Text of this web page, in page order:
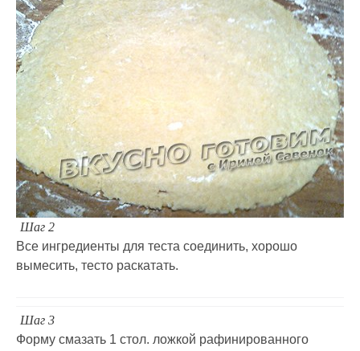
Шаг 2
Все ингредиенты для теста соединить, хорошо
вымесить, тесто раскатать.
Шаг 3
Форму смазать 1 стол. ложкой рафинированного